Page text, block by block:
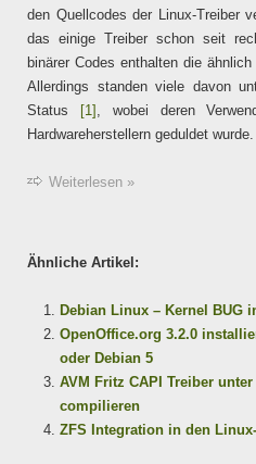
den Quellcodes der Linux-Treiber
das einige Treiber schon seit
binärer Codes enthalten die ähnlich
Allerdings standen viele davon
Status [1] , wobei deren
Hardwareherstellern geduldet wurde.
Weiterlesen »
Ähnliche Artikel:
Debian Linux – Kernel BUG
OpenOffice.org 3.2.0
oder Debian 5
AVM Fritz CAPI Treiber
compilieren
ZFS Integration in den